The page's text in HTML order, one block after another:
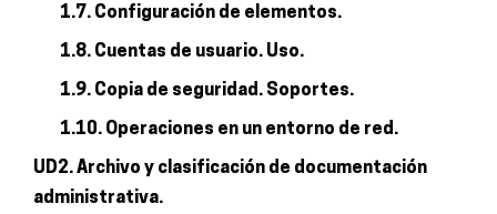
1.7. Configuración de elementos.
1.8. Cuentas de usuario. Uso.
1.9. Copia de seguridad. Soportes.
1.10. Operaciones en un entorno de red.
UD2. Archivo y clasificación de documentación
administrativa.